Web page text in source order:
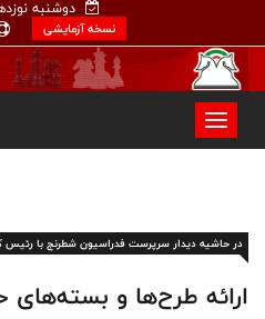
دوشنبه
نسخه آزمایشی
در حاشیه دیدار سرپرست فدراسیون شطرنج با
ارائه طرح‌ها و